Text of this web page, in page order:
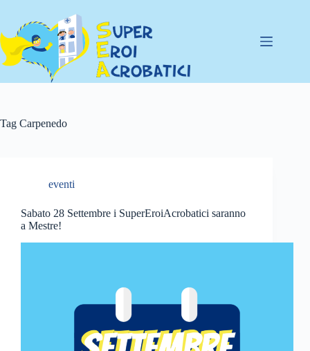
contenuto
Tag Carpenedo
eventi
Sabato 28 Settembre i SuperEroiAcrobatici saranno
a Mestre!